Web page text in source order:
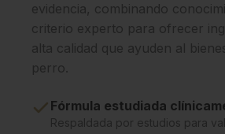
evidencia, combinando
criterio experto para ofrecer
alta calidad que ayuden al
perro.
Fórmula estudiada
Respaldada por estudios para